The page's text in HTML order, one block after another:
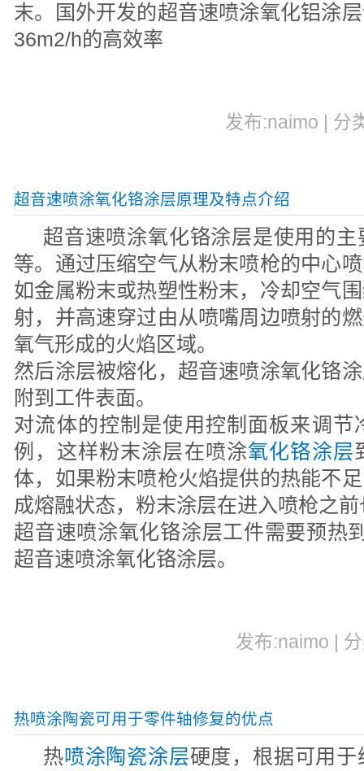
末。国外开发的超音速喷涂氧化铝涂
36m2/h的高效率
发布:naimo | 分
超音速喷涂氧化铬涂层原理及特点介绍
超音速喷涂氧化铬涂层是使用的
等。通过压缩空气从粉末喷枪的中心
如金属粉末或热塑性粉末，冷却空气
射，并高速穿过由从喷嘴周边喷射的
氧气形成的火焰区域。
然后涂层被熔化，超音速喷涂氧化铬
附到工件表面。
对流体的控制是使用控制面板来调节
例，这样粉末涂层在喷涂氧化铬涂层
体，如果粉末喷枪火焰提供的热能不
成熔融状态，粉末涂层在进入喷枪之
超音速喷涂氧化铬涂层工件需要预热
超音速喷涂氧化铬涂层。
发布:naimo |
热喷涂陶瓷可用于零件轴修复的优点
热喷涂陶瓷涂层硬度，根据可用